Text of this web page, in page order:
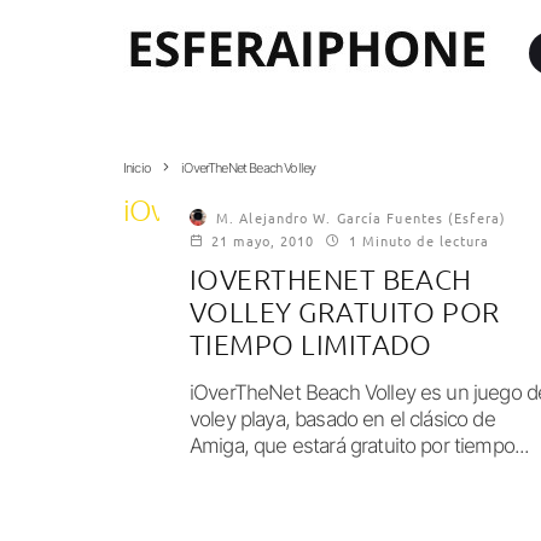
Inicio iOverTheNet Beach Volley
iOverTheNet Beach Volley
M. Alejandro W. García Fuentes (Esfera)
21 mayo, 2010
1 Minuto de lectura
IOVERTHENET BEACH
VOLLEY GRATUITO POR
TIEMPO LIMITADO
iOverTheNet Beach Volley es un juego
voley playa, basado en el clásico de
Amiga, que estará gratuito por tiempo...